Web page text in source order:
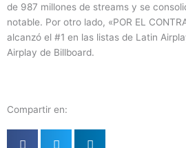
de 987 millones de streams y se
notable. Por otro lado, «POR EL
alcanzó el #1 en las listas de Latin
Airplay de Billboard.
Compartir en: